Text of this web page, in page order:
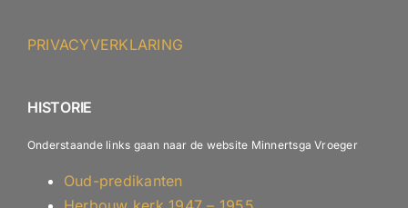
PRIVACYVERKLARING
HISTORIE
Onderstaande links gaan naar de website Minnertsga Vroeger
Oud-predikanten